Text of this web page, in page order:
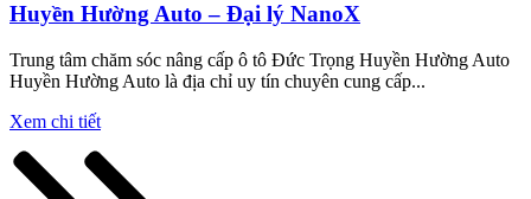
Huyền Hường Auto – Đại lý NanoX
Trung tâm chăm sóc nâng cấp ô tô Đức Trọng Huyền Hường Auto
Huyền Hường Auto là địa chỉ uy tín chuyên cung cấp...
Xem chi tiết